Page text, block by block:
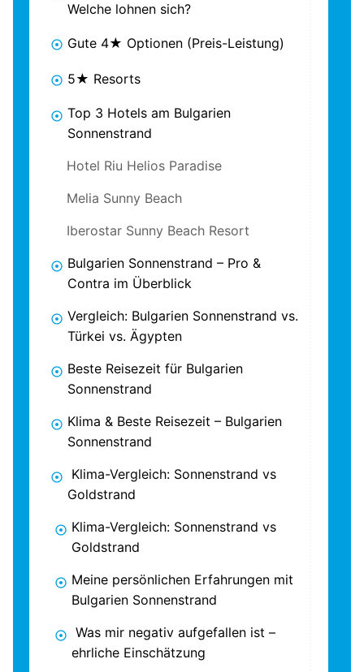
Welche lohnen sich?
Gute 4★ Optionen (Preis-Leistung)
5★ Resorts
Top 3 Hotels am Bulgarien
Sonnenstrand
Hotel Riu Helios Paradise
Melia Sunny Beach
Iberostar Sunny Beach Resort
Bulgarien Sonnenstrand – Pro &
Contra im Überblick
Vergleich: Bulgarien Sonnenstrand vs.
Türkei vs. Ägypten
Beste Reisezeit für Bulgarien
Sonnenstrand
Klima & Beste Reisezeit – Bulgarien
Sonnenstrand
Klima-Vergleich: Sonnenstrand vs
Goldstrand
Klima-Vergleich: Sonnenstrand vs
Goldstrand
Meine persönlichen Erfahrungen mit
Bulgarien Sonnenstrand
Was mir negativ aufgefallen ist –
ehrliche Einschätzung